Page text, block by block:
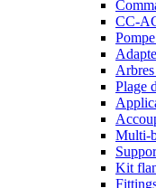
CC-
Plage
Multi-
Kit